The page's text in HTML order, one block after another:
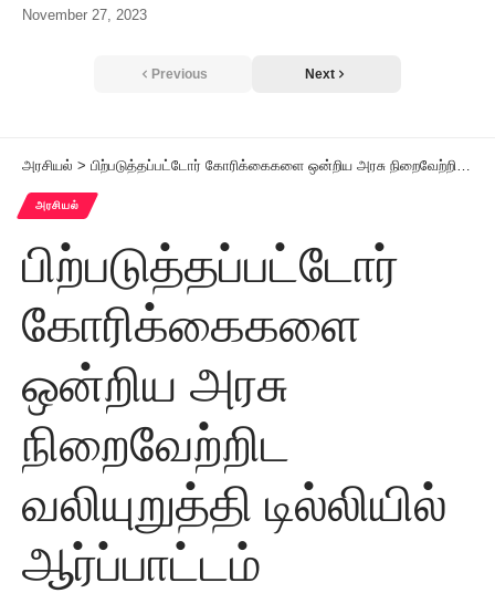
November 27, 2023
Previous Next
அரசியல் > பிற்படுத்தப்பட்டோர் கோரிக்கைகளை ஒன்றிய அரசு நிறைவேற்றிட வலியுறுத்தி டில்லியில் ஆர்ப்பாட்டம்
அரசியல்
பிற்படுத்தப்பட்டோர்
கோரிக்கைகளை
ஒன்றிய அரசு
நிறைவேற்றிட
வலியுறுத்தி டில்லியில்
ஆர்ப்பாட்டம்